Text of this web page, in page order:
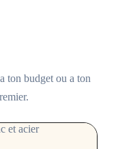
ton budget ou a ton